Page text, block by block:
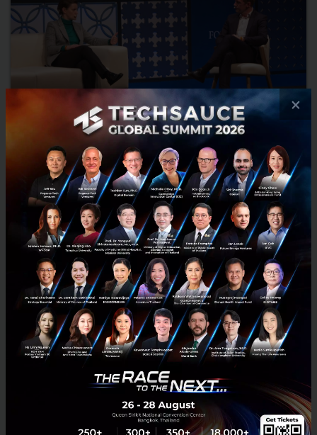
From War to Tech: Serbia’s Story
At the Web Summit 2018, Prime Minister of Serbia, Ms. Ana Brnabic
discussed with Mr. Markus Preiss of ARD German TV, about Serbia’s
development over the years. Having a sharp focus...
November 28, 2018| By wendy
Serbia Web Summit Digitalisation Featured Article
×